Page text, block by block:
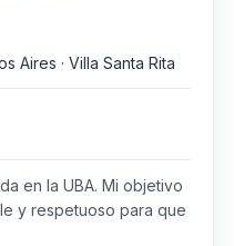
Aires · Villa Santa Rita
en la UBA. Mi objetivo
y respetuoso para que